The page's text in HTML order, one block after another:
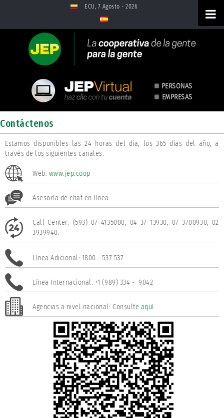
ECU, 7 Agosto - 2026
PERSONAS
EMPRESAS
Contáctenos
Contáctenos
Estamos disponibles las 24 horas del día, los 365 días del año, a
través de los siguientes canales:
Web: www.jep.coop
Asesoría de chat en línea.
Call Center: (593) 07 4135000, 04 37 13930, 07 3700930, 02
3939940.
Línea Adicional: 1800 - 537 537
Línea Internacional: +1 (989) 334 - 9042
Agencias a nivel nacional: Consulte aquí